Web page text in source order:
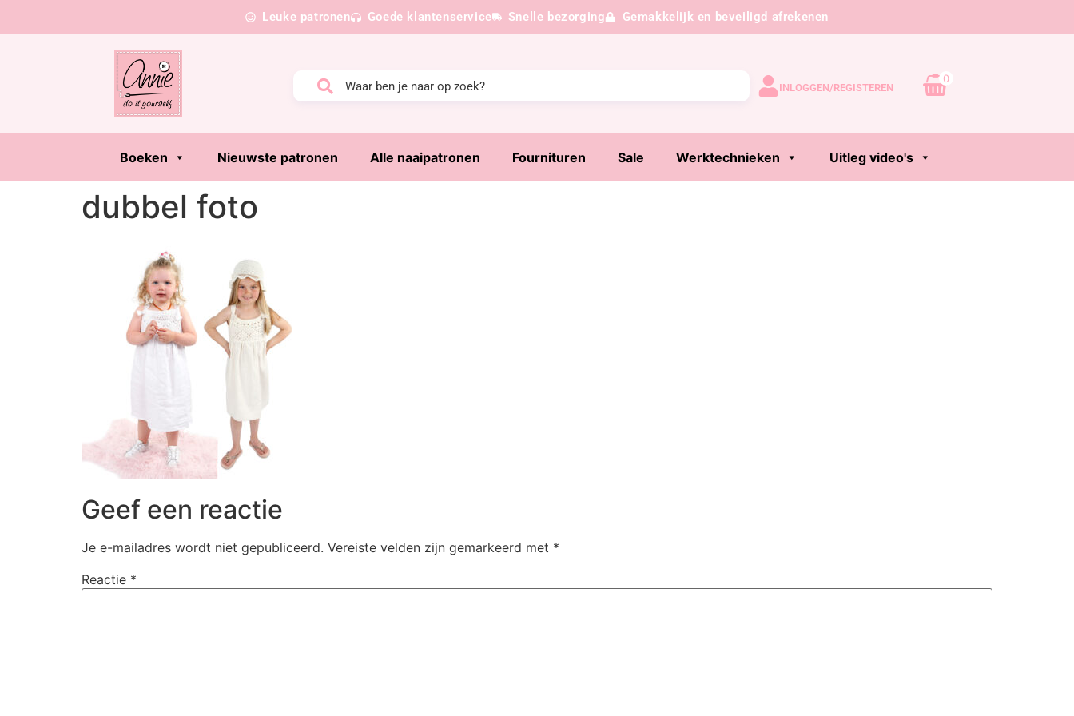
Leuke patronen Goede klantenservice Snelle bezorging Gemakkelijk en beveiligd afrekenen
INLOGGEN/REGISTEREN
0
Boeken Nieuwste patronen Alle naaipatronen Fournituren Sale Werktechnieken Uitleg video's
dubbel foto
Geef een reactie
Je e-mailadres wordt niet gepubliceerd. Vereiste velden zijn gemarkeerd met *
Reactie *